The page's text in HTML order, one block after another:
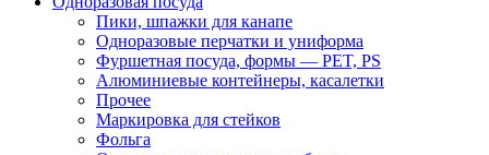
Пики, шпажки для канапе
Одноразовые перчатки и униформа
Фуршетная посуда, формы — PET, PS
Алюминиевые контейнеры, касалетки
Прочее
Маркировка для стейков
Фольга